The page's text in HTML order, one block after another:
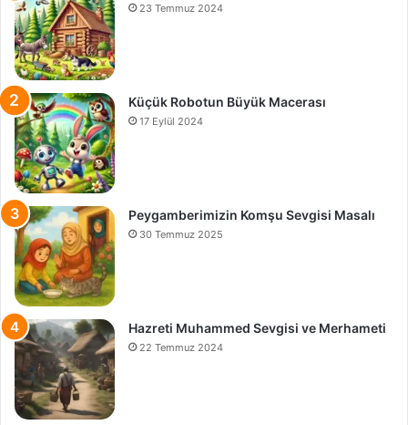
23 Temmuz 2024
Küçük Robotun Büyük Macerası
17 Eylül 2024
Peygamberimizin Komşu Sevgisi Masalı
30 Temmuz 2025
Hazreti Muhammed Sevgisi ve Merhameti
22 Temmuz 2024